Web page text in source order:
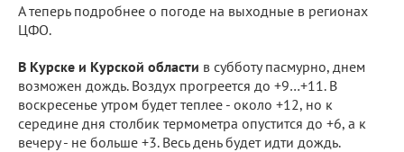
А теперь подробнее о погоде на выходные в регионах
ЦФО.
В Курске и Курской области в субботу пасмурно, днем
возможен дождь. Воздух прогреется до +9…+11. В
воскресенье утром будет теплее - около +12, но к
середине дня столбик термометра опустится до +6, а к
вечеру - не больше +3. Весь день будет идти дождь.